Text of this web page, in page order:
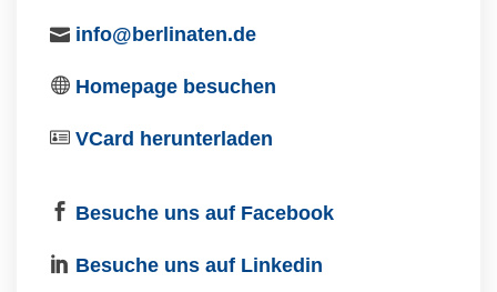
info@berlinaten.de
Homepage besuchen
VCard herunterladen
Besuche uns auf Facebook
Besuche uns auf Linkedin